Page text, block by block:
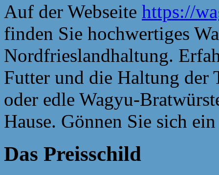
Auf der Webseite https://
finden Sie hochwertiges
Nordfrieslandhaltung.
Futter und die Haltung der
oder edle Wagyu-
Hause. Gönnen Sie sich
Das Preisschild